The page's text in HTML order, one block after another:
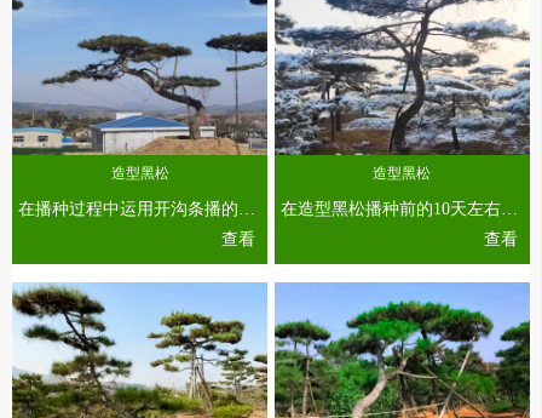
造型黑松
在播种过程中运用开沟条播的方式进行播种，确保沟的深度平整，条播宽度设置为6cm，条距设置为18cm，在沟内均匀地撒施种子时，播种深度为1.2cm。在完成播种后将腐殖土覆盖在造型黑松的种子上，厚度为1cm，轻轻地按压，以保证造型黑松的种子和土壤充分接触。...
查看
造型黑松
在造型黑松播种前的10天左右，利用2%的硫酸亚铁溶液对造型黑松种子进行浸泡，时间为1小时，然后再利用2%的高锰酸钾溶液进行浸泡，时间为1小时，并用清水对造型黑松的种子进行淘洗两遍，最后用40 ℃的温水对造型黑松的种子进行浸泡，时间为24小时。...
查看